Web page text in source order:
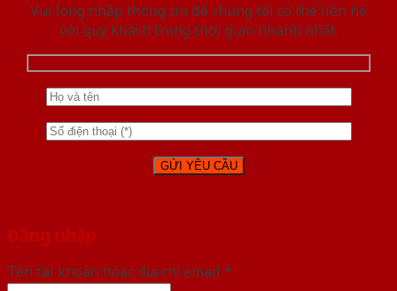
Vui lòng nhập thông tin để chúng tôi có thể liên hệ
với quý khách trong thời gian nhanh nhất.
Đăng nhập
Tên tài khoản hoặc địa chỉ email *